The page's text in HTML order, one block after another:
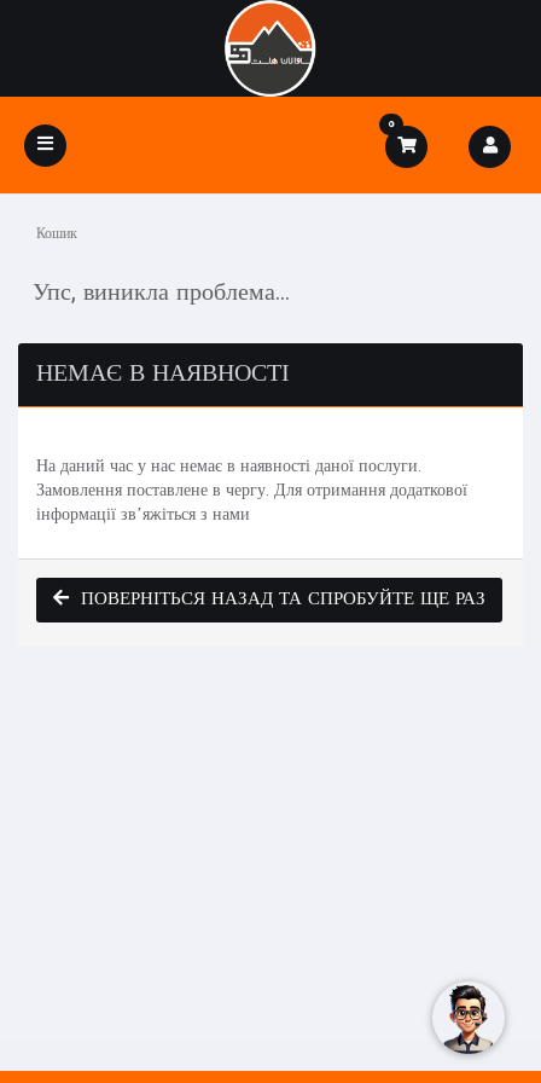
Toggle
navigation
0
Кошик
Упс, виникла проблема...
НЕМАЄ В НАЯВНОСТІ
На даний час у нас немає в наявності даної послуги.
Замовлення поставлене в чергу. Для отримання додаткової
інформації зв’яжіться з нами
ПОВЕРНІТЬСЯ НАЗАД ТА СПРОБУЙТЕ ЩЕ РАЗ